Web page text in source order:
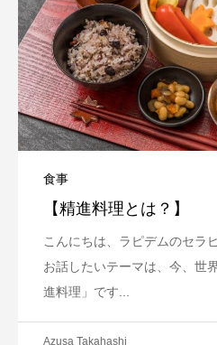
食事
【精進料理とは？】
こんにちは、ラピデムのセラ
お話したいテーマは、今、世
進料理」です...
Azusa Takahashi